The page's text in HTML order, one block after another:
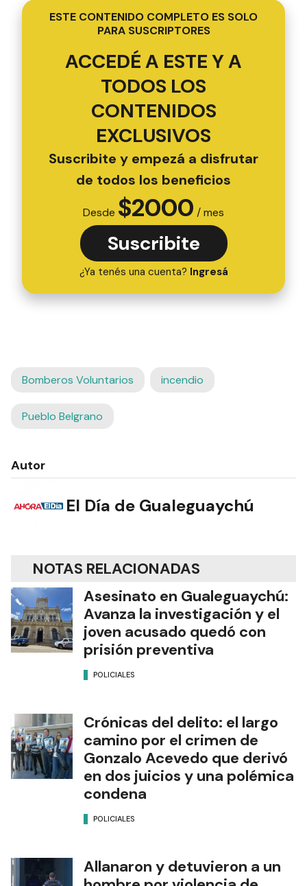
ESTE CONTENIDO COMPLETO ES SOLO
PARA SUSCRIPTORES
ACCEDÉ A ESTE Y A
TODOS LOS
CONTENIDOS
EXCLUSIVOS
Suscribite y empezá a disfrutar
de todos los beneficios
Desde $2000 / mes
Suscribite
¿Ya tenés una cuenta? Ingresá
Bomberos Voluntarios incendio
Pueblo Belgrano
Autor
El Día de Gualeguaychú
NOTAS RELACIONADAS
Asesinato en Gualeguaychú:
Avanza la investigación y el
joven acusado quedó con
prisión preventiva
POLICIALES
Crónicas del delito: el largo
camino por el crimen de
Gonzalo Acevedo que derivó
en dos juicios y una polémica
condena
POLICIALES
Allanaron y detuvieron a un